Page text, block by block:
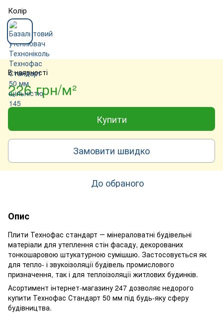
Колір
В наявності
226 грн/м²
Купити
Замовити швидко
До обраного
Опис
Плити Технофас стандарт ― мінераловатні будівельні
матеріали для утеплення стін фасаду, декорованих
тонкошаровою штукатурною сумішшю. Застосовується як
для тепло- і звукоізоляції будівель промислового
призначення, так і для теплоізоляції житлових будинків.
Асортимент інтернет-магазину 247 дозволяє недорого
купити Технофас Стандарт 50 мм під будь-яку сферу
будівництва.